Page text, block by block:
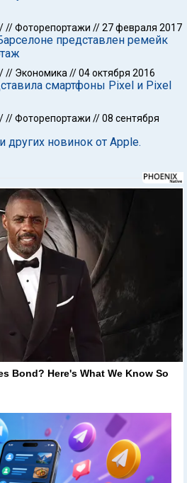
//Фоторепортажи //27 февраля 2017
представлен ремейк
// Экономика //04 октября 2016
смартфоны Pixel и Pixel
//Фоторепортажи //08 сентября
других новинок от Apple.
Bond? Here's What We Know So